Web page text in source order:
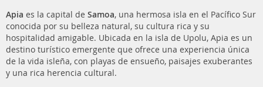
Apia es la capital de Samoa, una hermosa isla en el Pacífico Sur
conocida por su belleza natural, su cultura rica y su
hospitalidad amigable. Ubicada en la isla de Upolu, Apia es un
destino turístico emergente que ofrece una experiencia única
de la vida isleña, con playas de ensueño, paisajes exuberantes
y una rica herencia cultural.